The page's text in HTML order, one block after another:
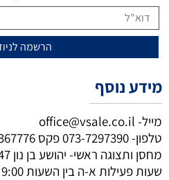
מידע נוסף
מייל- office@vsale.co.il
טלפון-073-7297390פקס
מחסן ותצוגה ראשי- יהושע בן נון 47 ראש העין
שעות פעילות א-ה בין השעות 9:00 - 17:00